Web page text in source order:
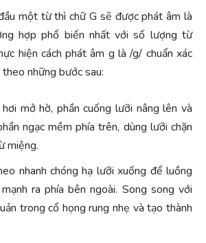
một từ thì chữ G sẽ được phát âm là
hợp phổ biến nhất với số lượng từ
hiện cách phát âm g là /g/ chuẩn xác
những bước sau:
mở hờ, phần cuống lưỡi nâng lên và
ngạc mềm phía trên, dùng lưỡi chặn
miệng.
nhanh chóng hạ lưỡi xuống để luồng
ra phía bên ngoài. Song song với
trong cổ họng rung nhẹ và tạo thành